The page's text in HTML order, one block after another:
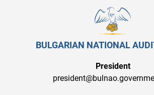
BULGARIAN NATIONAL
President